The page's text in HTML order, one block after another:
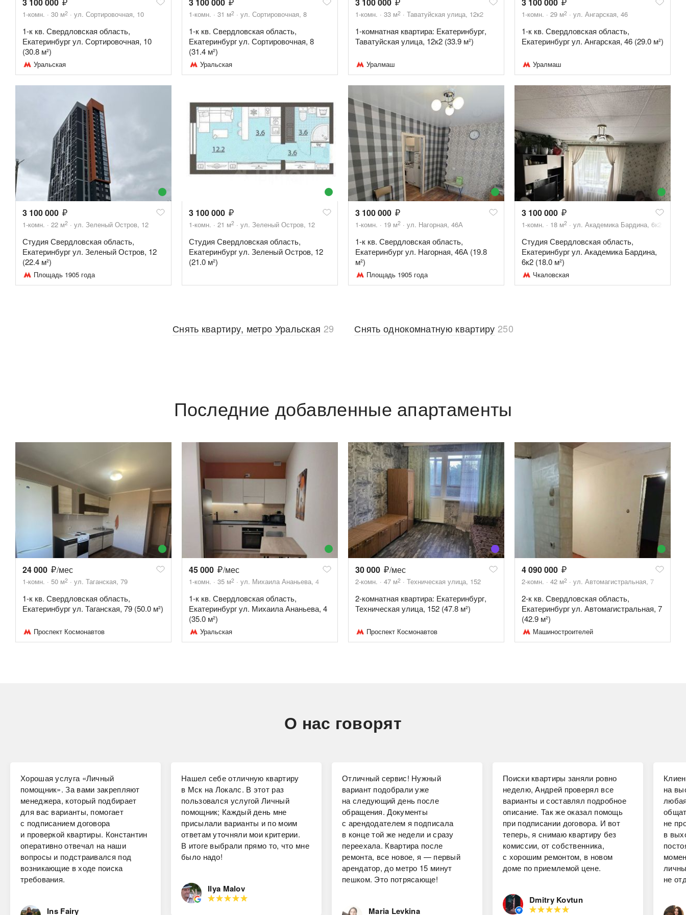
1-комн. 30 м2 ул. Сортировочная, 10
1-к кв. Свердловская область,
Екатеринбург ул. Сортировочная, 10
(30.8 м²)
Уральская
1-комн. 31 м2 ул. Сортировочная, 8
1-к кв. Свердловская область,
Екатеринбург ул. Сортировочная, 8
(31.4 м²)
Уральская
1-комн. 33 м2 Таватуйская улица, 12к2
1-комнатная квартира: Екатеринбург,
Таватуйская улица, 12к2 (33.9 м²)
Уралмаш
1-комн. 29 м2 ул. Ангарская, 46
1-к кв. Свердловская область,
Екатеринбург ул. Ангарская, 46 (29.0 м²)
Уралмаш
3 100 000
1-комн. 22 м2 ул. Зеленый Остров, 12
Студия Свердловская область,
Екатеринбург ул. Зеленый Остров, 12
(22.4 м²)
Площадь 1905 года
3 100 000
1-комн. 21 м2 ул. Зеленый Остров, 12
Студия Свердловская область,
Екатеринбург ул. Зеленый Остров, 12
(21.0 м²)
3 100 000
1-комн. 19 м2 ул. Нагорная, 46А
1-к кв. Свердловская область,
Екатеринбург ул. Нагорная, 46А (19.8
м²)
Площадь 1905 года
3 100 000
1-комн. 18 м2 ул. Академика Бардина, 6к2
Студия Свердловская область,
Екатеринбург ул. Академика Бардина,
6к2 (18.0 м²)
Чкаловская
Снять квартиру, метро Уральская 29 Снять однокомнатную квартиру 250
Последние добавленные апартаменты
24 000 /мес
1-комн. 50 м2 ул. Таганская, 79
1-к кв. Свердловская область,
Екатеринбург ул. Таганская, 79 (50.0 м²)
Проспект Космонавтов
45 000 /мес
1-комн. 35 м2 ул. Михаила Ананьева, 4
1-к кв. Свердловская область,
Екатеринбург ул. Михаила Ананьева, 4
(35.0 м²)
Уральская
30 000 /мес
2-комн. 47 м2 Техническая улица, 152
2-комнатная квартира: Екатеринбург,
Техническая улица, 152 (47.8 м²)
Проспект Космонавтов
4 090 000
2-комн. 42 м2 ул. Автомагистральная, 7
2-к кв. Свердловская область,
Екатеринбург ул. Автомагистральная, 7
(42.9 м²)
Машиностроителей
О нас говорят
Хорошая услуга «Личный
помощник». За вами закрепляют
менеджера, который подбирает
для вас варианты, помогает
с подписанием договора
и проверкой квартиры. Константин
оперативно отвечал на наши
вопросы и подстраивался под
возникающие в ходе поиска
требования.
Ins Fairy
Нашел себе отличную квартиру
в Мск на Локалс. В этот раз
пользовался услугой Личный
помощник; Каждый день мне
присылали варианты и по моим
ответам уточняли мои критерии.
В итоге выбрали прямо то, что мне
было надо!
Ilya Malov
Отличный сервис! Нужный
вариант подобрали уже
на следующий день после
обращения. Документы
с арендодателем я подписала
в конце той же недели и сразу
переехала. Квартира после
ремонта, все новое, я — первый
арендатор, до метро 15 минут
пешком. Это потрясающе!
Maria Levkina
Поиски квартиры заняли ровно
неделю, Андрей проверял все
варианты и составлял подробное
описание. Так же оказал помощь
при подписании договора. И вот
теперь, я снимаю квартиру без
комиссии, от собственника,
с хорошим ремонтом, в новом
доме по приемлемой цене.
Dmitry Kovtun
на
не
в
не